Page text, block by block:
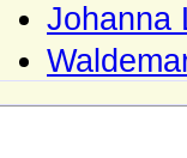
Johanna